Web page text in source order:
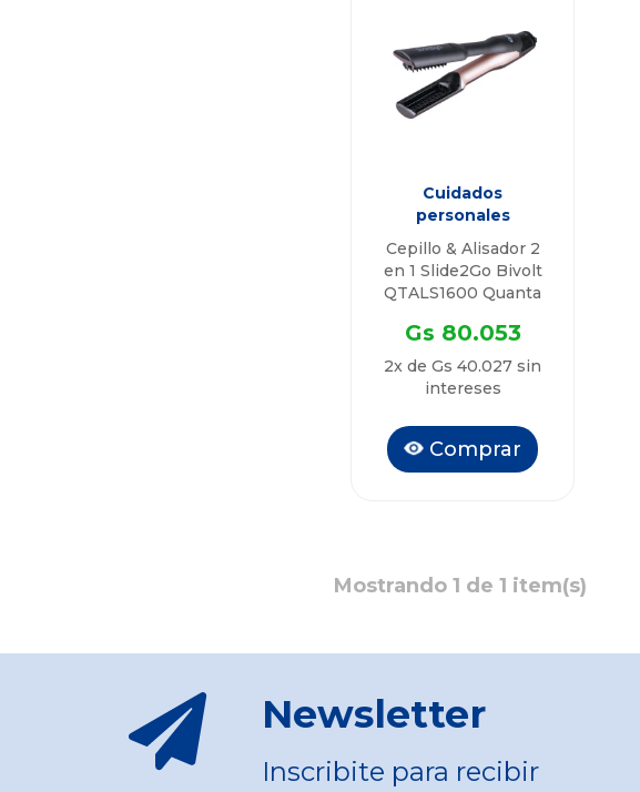
Cuidados
personales
Cepillo & Alisador 2
en 1 Slide2Go Bivolt
QTALS1600 Quanta
Gs 80.053
2x de Gs 40.027 sin
intereses
Comprar
Mostrando 1 de 1 item(s)
Newsletter
Inscribite para recibir